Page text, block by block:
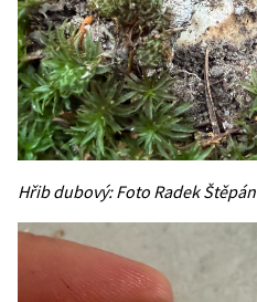
Hřib dubový: Foto Radek Štěpán